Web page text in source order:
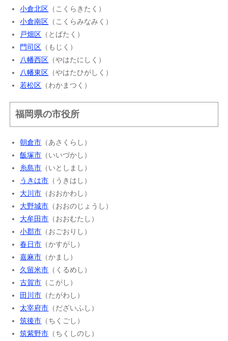
小倉北区 （こくらきたく）
小倉南区 （こくらみなみく）
戸畑区 （とばたく）
門司区 （もじく）
八幡西区 （やはたにしく）
八幡東区 （やはたひがしく）
若松区 （わかまつく）
福岡県の市役所
朝倉市 （あさくらし）
飯塚市 （いいづかし）
糸島市 （いとしまし）
うきは市 （うきはし）
大川市 （おおかわし）
大野城市 （おおのじょうし）
大牟田市 （おおむたし）
小郡市 （おごおりし）
春日市 （かすがし）
嘉麻市 （かまし）
久留米市 （くるめし）
古賀市 （こがし）
田川市 （たがわし）
太宰府市 （だざいふし）
筑後市 （ちくごし）
筑紫野市 （ちくしのし）